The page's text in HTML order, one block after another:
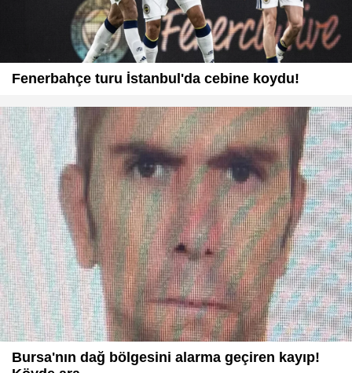
Fenerbahçe turu İstanbul'da cebine koydu!
Bursa'nın dağ bölgesini alarma geçiren kayıp!